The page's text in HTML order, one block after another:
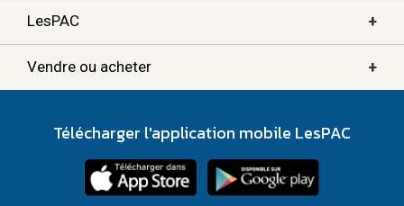
LesPAC +
Vendre ou acheter +
Télécharger l'application mobile LesPAC